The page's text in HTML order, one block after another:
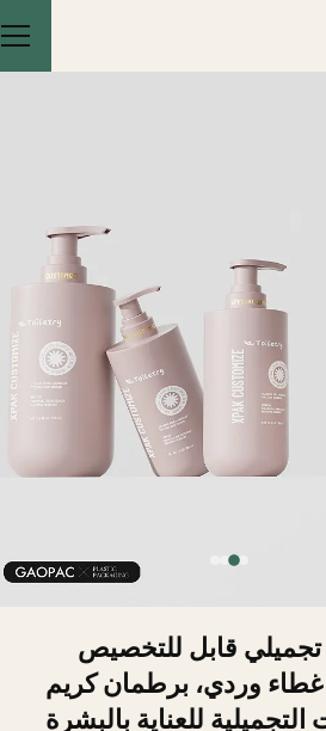
قابل للتخصيص
غطاء وردي، برطمان كريم